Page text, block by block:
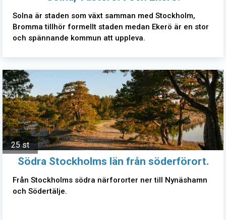
Solna är staden som växt samman med Stockholm,
Bromma tillhör formellt staden medan Ekerö är en stor
och spännande kommun att uppleva.
25 st
Södra Stockholms län från söderförort.
Från Stockholms södra närfororter ner till Nynäshamn
och Södertälje.